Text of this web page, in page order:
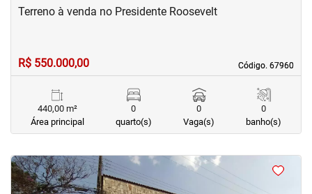
Código. 67960
Código. 67960
Terreno à venda no Presidente Roosevelt
R$ 550.000,00
440,00 m²
Área principal
0
quarto(s)
0
Vaga(s)
0
banho(s)
<<<<